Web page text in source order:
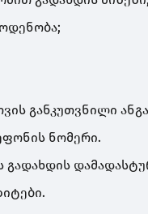
განკუთვნილი
ტელეფონის
გადახდის